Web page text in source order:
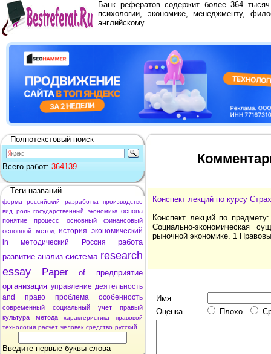
Банк рефератов содержит более 364
психологии, экономике, менеджменту,
английскому.
Полнотекстовый поиск
Всего работ: 364139
Теги названий
форма российский разработка
производство
вид
роль государственный экономика основа
понятие
процесс основный
финансовый
основной метод история экономический
in
методический Россия
работа
развитие анализ система research
essay
Paper of
предприятие
организация управление деятельность
and
право проблема особенность
современный социальный учет
правый
культура
метода характеристика
правовой
технология расчет человек средство русский
Введите первые буквы слова
Конспект лекций по курсу
Конспект лекций по
Социально-экономическая
рыночной экономике. 1
Имя
Оценка
Плохо